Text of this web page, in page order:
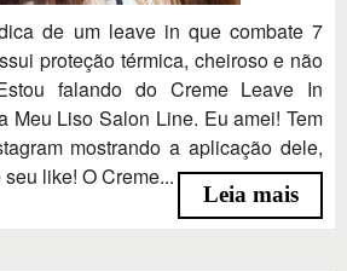
de um leave in que combate 7
proteção térmica, cheiroso e não
falando do Creme Leave In
Meu Liso Salon Line. Eu amei! Tem
mostrando a aplicação dele,
like! O Creme...
Leia mais